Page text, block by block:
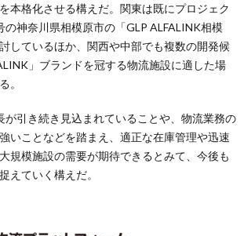
本格化させる構えだ。関東は既にプロジェク
の神奈川県相模原市の「GLP ALFALINK相模
しているほか、関西や中部でも複数の開発候
」ブランドを冠する物流施設に適した場
。
が引き続き見込まれていることや、物流業務の
いことなどを踏まえ、適正な在庫管理や迅速
規模施設の需要が期待できるとみて、今後も
えていく構えだ。